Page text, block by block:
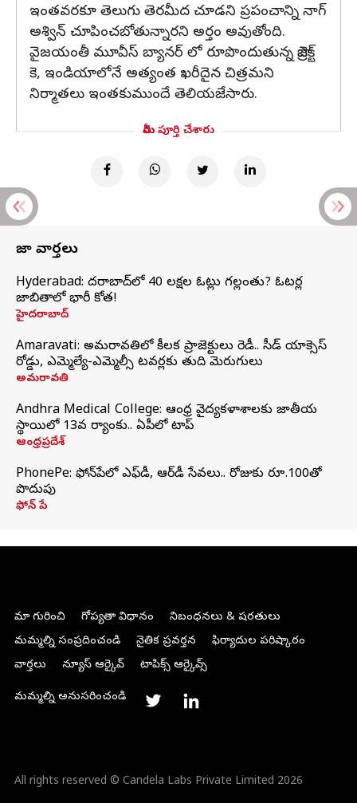
ఇంతవరకూ తెలుగు తెరమీద చూడని ప్రపంచాన్ని నాగ్
అశ్విన్ చూపించబోతున్నారని అర్తం అవుతోంది.
వైజయంతీ మూవీస్ బ్యానర్ లో రూపొందుతున్న ప్రాజెక్ట్
కె, ఇండియాలోనే అత్యంత ఖరీదైన చిత్రమని
నిర్మాతలు ఇంతకుముందే తెలియజేసారు.
మీరు పూర్తి చేశారు
తాజా వార్తలు
Hyderabad: హైదరాబాద్‌లో 40 లక్షల ఓట్లు గల్లంతు? ఓటర్ల
జాబితాలో భారీ కోత!
హైదరాబాద్
Amaravati: అమరావతిలో కీలక ప్రాజెక్టులు రెడీ.. సీడ్‌ యాక్సెస్‌
రోడ్డు, ఎమ్మెల్యే-ఎమ్మెల్సీ టవర్లకు తుది మెరుగులు
అమరావతి
Andhra Medical College: ఆంధ్ర వైద్యకళాశాలకు జాతీయ
స్థాయిలో 13వ ర్యాంకు.. ఏపీలో టాప్
ఆంధ్రప్రదేశ్
PhonePe: ఫోన్‌పేలో ఎఫ్‌డీ, ఆర్‌డీ సేవలు.. రోజుకు రూ.100తో
పొదుపు
ఫోన్‌ పే
మా గురించి గోప్యతా విధానం
నిబంధనలు & షరతులు
మమ్మల్ని సంప్రదించండి
నైతిక ప్రవర్తన
ఫిర్యాదుల పరిష్కారం
వార్తలు
న్యూస్ ఆర్కైవ్ టాపిక్స్ ఆర్కైవ్స్
మమ్మల్ని అనుసరించండి
All rights reserved © Candela Labs Private Limited 2026